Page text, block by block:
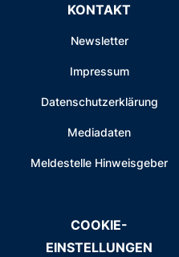
KONTAKT
Newsletter
Impressum
Datenschutzerklärung
Mediadaten
Meldestelle Hinweisgeber
COOKIE-
EINSTELLUNGEN